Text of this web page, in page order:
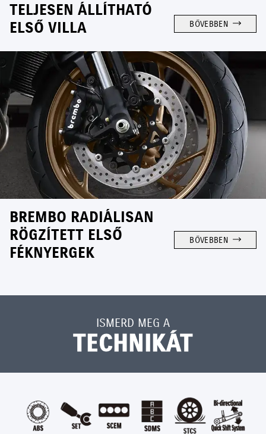
TELJESEN ÁLLÍTHATÓ
ELSŐ VILLA
BŐVEBBEN
BREMBO RADIÁLISAN
RÖGZÍTETT ELSŐ
FÉKNYERGEK
BŐVEBBEN
ISMERD MEG A
TECHNIKÁT